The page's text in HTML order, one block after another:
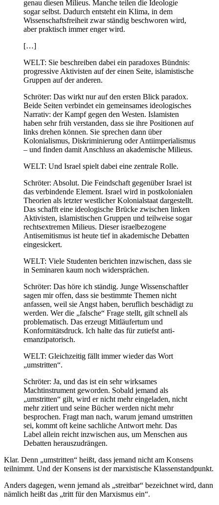
genau diesen Milieus. Manche teilen die Ideologie
sogar selbst. Dadurch entsteht ein Klima, in dem
Wissenschaftsfreiheit zwar ständig beschworen wird,
aber praktisch immer enger wird.
[…]
WELT: Sie beschreiben dabei ein paradoxes Bündnis:
progressive Aktivisten auf der einen Seite, islamistische
Gruppen auf der anderen.
Schröter: Das wirkt nur auf den ersten Blick paradox.
Beide Seiten verbindet ein gemeinsames ideologisches
Narrativ: der Kampf gegen den Westen. Islamisten
haben sehr früh verstanden, dass sie ihre Positionen auf
links drehen können. Sie sprechen dann über
Kolonialismus, Diskriminierung oder Antiimperialismus
– und finden damit Anschluss an akademische Milieus.
WELT: Und Israel spielt dabei eine zentrale Rolle.
Schröter: Absolut. Die Feindschaft gegenüber Israel ist
das verbindende Element. Israel wird in postkolonialen
Theorien als letzter westlicher Kolonialstaat dargestellt.
Das schafft eine ideologische Brücke zwischen linken
Aktivisten, islamistischen Gruppen und teilweise sogar
rechtsextremen Milieus. Dieser israelbezogene
Antisemitismus ist heute tief in akademische Debatten
eingesickert.
WELT: Viele Studenten berichten inzwischen, dass sie
in Seminaren kaum noch widersprächen.
Schröter: Das höre ich ständig. Junge Wissenschaftler
sagen mir offen, dass sie bestimmte Themen nicht
anfassen, weil sie Angst haben, beruflich beschädigt zu
werden. Wer die „falsche“ Frage stellt, gilt schnell als
problematisch. Das erzeugt Mitläufertum und
Konformitätsdruck. Ich halte das für zutiefst anti-
emanzipatorisch.
WELT: Gleichzeitig fällt immer wieder das Wort
„umstritten“.
Schröter: Ja, und das ist ein sehr wirksames
Machtinstrument geworden. Sobald jemand als
„umstritten“ gilt, wird er nicht mehr eingeladen, nicht
mehr zitiert und seine Bücher werden nicht mehr
besprochen. Fragt man nach, warum jemand umstritten
sei, kommt oft keine sachliche Antwort mehr. Das
Label allein reicht inzwischen aus, um Menschen aus
Debatten herauszudrängen.
Klar. Denn „umstritten“ heißt, dass jemand nicht am Konsens
teilnimmt. Und der Konsens ist der marxistische Klassenstandpunkt.
Anders dagegen, wenn jemand als „streitbar“ bezeichnet wird, dann
nämlich heißt das „tritt für den Marxismus ein“.